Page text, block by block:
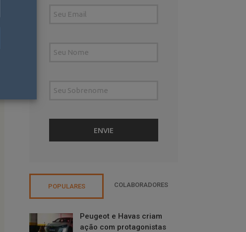
POPULARES COLABORADORES
Peugeot e Havas criam
ação com protagonistas